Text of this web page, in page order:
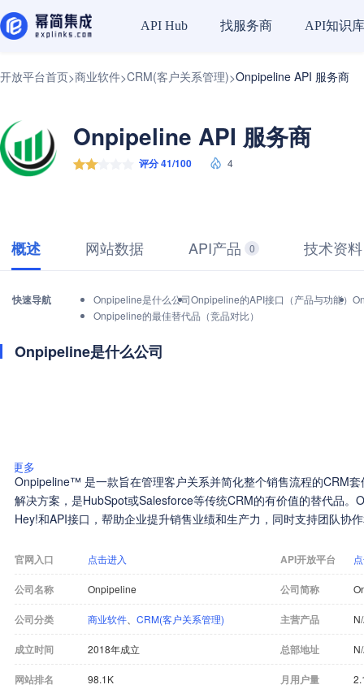
API Hub 找服务商 API知识库
开放平台首页>商业软件>CRM(客户关系管理)>Onpipeline API 服务商
Onpipeline API 服务商
评分 41/100 4
概述 网站数据 API产品 0 技术资料
快速导航 Onpipeline是什么公司Onpipeline的API接口（产品与功能）
Onpipeline的最佳替代品（竞品对比）
Onpipeline是什么公司
更多
Onpipeline™ 是一款旨在管理客户关系并简化整个销售流程的CRM
解决方案，是HubSpot或Salesforce等传统CRM的有价值的替代品。
Hey!和API接口，帮助企业提升销售业绩和生产力，同时支持团队协
官网入口 点击进入 API开放平台
公司名称 Onpipeline 公司简称
公司分类 商业软件 CRM(客户关系管理) 主营产品
成立时间 2018年成立 总部地址
网站排名 98.1K 月用户量